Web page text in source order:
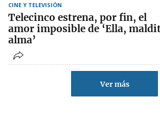
CINE Y TELEVISIÓN
Telecinco estrena, por fin, el
amor imposible de ‘Ella,
alma’
Ver más